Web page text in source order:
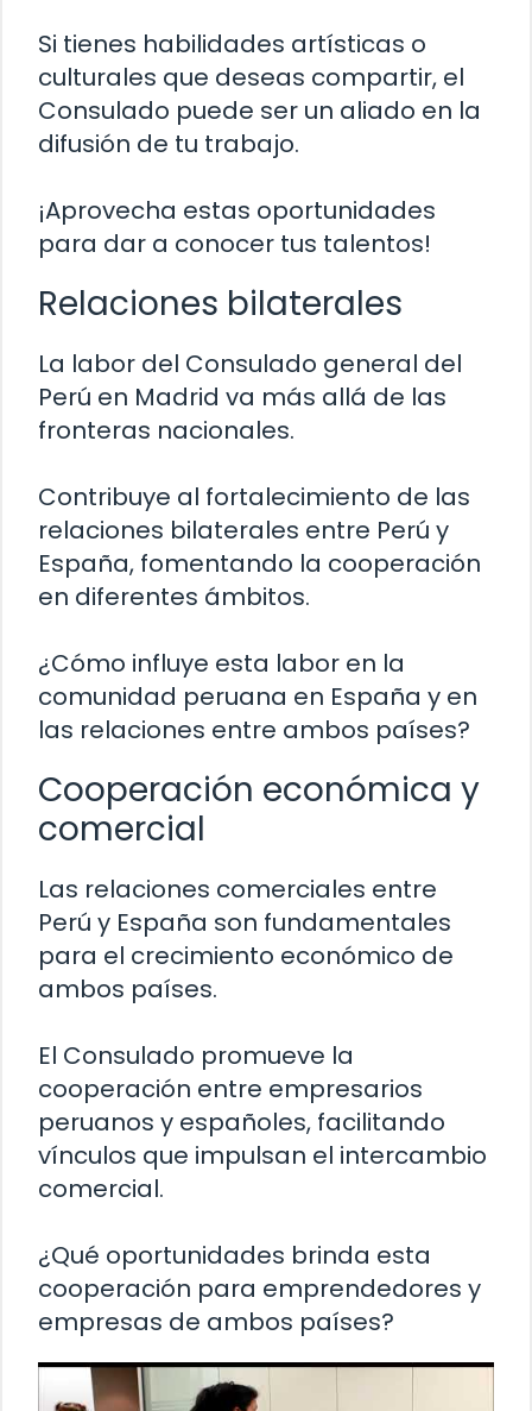
Si tienes habilidades artísticas o
culturales que deseas compartir, el
Consulado puede ser un aliado en la
difusión de tu trabajo.
¡Aprovecha estas oportunidades
para dar a conocer tus talentos!
Relaciones bilaterales
La labor del Consulado general del
Perú en Madrid va más allá de las
fronteras nacionales.
Contribuye al fortalecimiento de las
relaciones bilaterales entre Perú y
España, fomentando la cooperación
en diferentes ámbitos.
¿Cómo influye esta labor en la
comunidad peruana en España y en
las relaciones entre ambos países?
Cooperación económica y
comercial
Las relaciones comerciales entre
Perú y España son fundamentales
para el crecimiento económico de
ambos países.
El Consulado promueve la
cooperación entre empresarios
peruanos y españoles, facilitando
vínculos que impulsan el intercambio
comercial.
¿Qué oportunidades brinda esta
cooperación para emprendedores y
empresas de ambos países?